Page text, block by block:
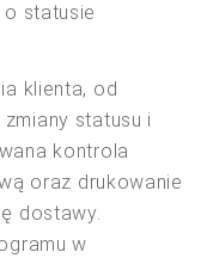
statusie
klienta, od
statusu i
kontrola
oraz drukowanie
dostawy.
w